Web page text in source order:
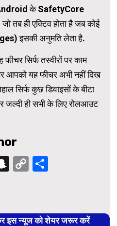
Android के SafetyCore
तब ही एक्टिव होता है जब कोई
इसकी अनुमति लेता है.
सिर्फ तस्वीरों पर काम
आपको यह फीचर अभी नहीं दिख
सिर्फ कुछ डिवाइसों के बीटा
जल्दी ही सभी के लिए रोलआउट
Snapchat
Copy
इस न्यूज को शेयर जरूर करें